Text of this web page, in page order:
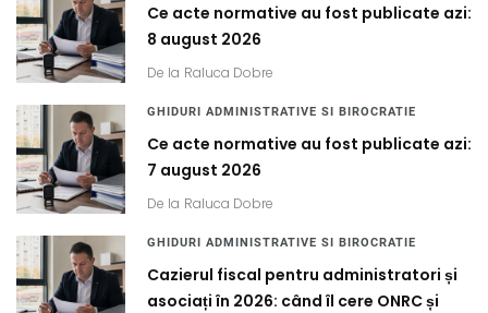
Ce acte normative au fost publicate azi:
8 august 2026
De la Raluca Dobre
GHIDURI ADMINISTRATIVE SI BIROCRATIE
Ce acte normative au fost publicate azi:
7 august 2026
De la Raluca Dobre
GHIDURI ADMINISTRATIVE SI BIROCRATIE
Cazierul fiscal pentru administratori și
asociați în 2026: când îl cere ONRC și